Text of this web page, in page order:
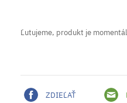
Ľutujeme, produkt je
ZDIEĽAŤ